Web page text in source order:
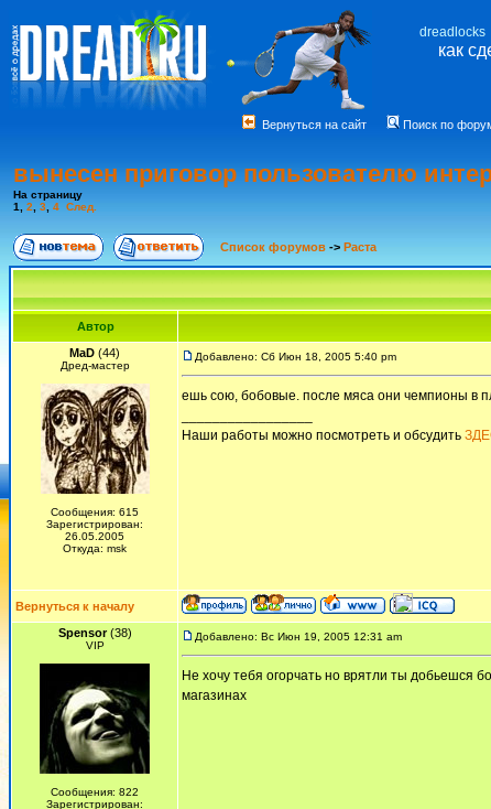
dreadlocks
как
Вернуться на сайт Поиск по
вынесен приговор пользователю
На страницу
1
2 3 4 След.
Список форумов -> Раста
Автор
MaD (44)
Дред-мастер
Сообщения: 615
Зарегистрирован:
26.05.2005
Откуда: msk
Добавлено: Сб Июн 18, 2005 5:40 pm
ешь сою, бобовые. после мяса они чемпионы в
Наши работы можно посмотреть и обсудить
Вернуться к началу
Spensor(38)
VIP
Сообщения: 822
Зарегистрирован:
Добавлено: Вс Июн 19, 2005 12:31 am
Не хочу тебя огорчать но врятли ты добьешся
магазинах